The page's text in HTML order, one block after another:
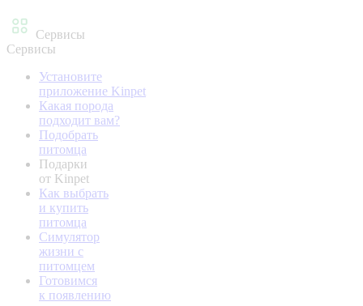
Сервисы
Сервисы
Установите
приложение Kinpet
Какая порода
подходит вам?
Подобрать
питомца
Подарки
от Kinpet
Как выбрать
и купить
питомца
Симулятор
жизни с
питомцем
Готовимся
к появлению